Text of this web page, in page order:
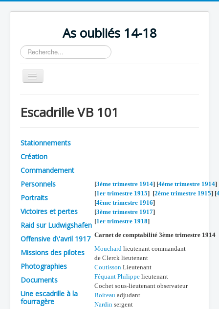
As oubliés 14-18
Rechercher
Basculer
la
Chronologie
Avions
Personnels
Formation
Doctrines
Batailles
Les As
Cahiers des As
Escadrille VB 101
Stationnements
Création
Commandement
Personnels
Portraits
Victoires et pertes
Raid sur Ludwigshafen
Offensive d\'avril 1917
Missions des pilotes
Photographies
Documents
Une escadrille à la
fourragère
[3ème trimestre 1914] [4ème trimestre 1914]
[1er trimestre 1915] [2ème trimestre 1915] [
[4ème trimestre 1916]
[3ème trimestre 1917]
[1er trimestre 1918]
Carnet de comptabilité 3ème trimestre 1914
Mouchard lieutenant commandant
de Clerck lieutenant
Coutisson Lieutenant
Féquant Philippe lieutenant
Cochet sous-lieutenant observateur
Boiteau adjudant
Nardin sergent